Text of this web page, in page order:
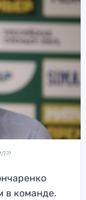
в команде.